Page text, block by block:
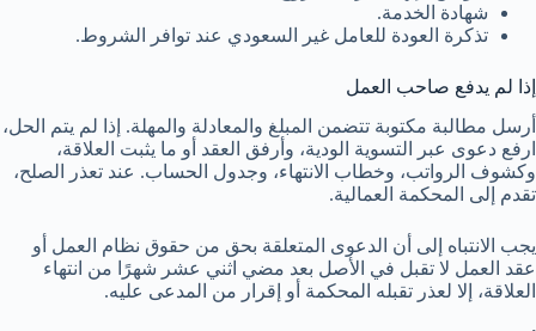
شهادة الخدمة.
تذكرة العودة للعامل غير السعودي عند توافر الشروط.
إذا لم يدفع صاحب العمل
أرسل مطالبة مكتوبة تتضمن المبلغ والمعادلة والمهلة. إذا لم يتم الحل،
ارفع دعوى عبر التسوية الودية، وأرفق العقد أو ما يثبت العلاقة،
وكشوف الرواتب، وخطاب الانتهاء، وجدول الحساب. عند تعذر الصلح،
تقدم إلى المحكمة العمالية.
يجب الانتباه إلى أن الدعوى المتعلقة بحق من حقوق نظام العمل أو
عقد العمل لا تقبل في الأصل بعد مضي اثني عشر شهرًا من انتهاء
العلاقة، إلا لعذر تقبله المحكمة أو إقرار من المدعى عليه.